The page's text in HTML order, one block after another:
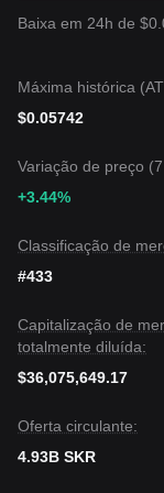
é0,00350 $ .
possa
lateral no curto
permaneça
Baixa em 24h de
Máxima histórica
$0.05742
Variação de preço
+3.44%
Classificação de
#433
Capitalização de
totalmente diluída:
$36,075,649.17
Oferta circulante:
4.93B SKR